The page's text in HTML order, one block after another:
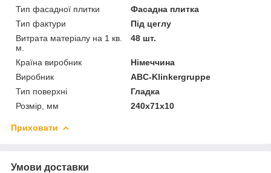
Тип фасадної плитки
Фасадна плитка
Тип фактури
Під цеглу
Витрата матеріалу на 1 кв.
м.
48 шт.
Країна виробник
Німеччина
Виробник
ABC-Klinkergruppe
Тип поверхні
Гладка
Розмір, мм
240х71х10
Приховати
Умови доставки